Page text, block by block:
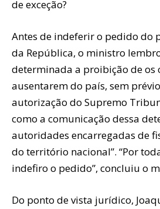
de exceção?
Antes de indeferir o pedido do
da República, o ministro
determinada a proibição de os
ausentarem do país, sem
autorização do Supremo
como a comunicação dessa
autoridades encarregadas de
do território nacional”. “Por
indefiro o pedido”, concluiu o
Do ponto de vista jurídico,